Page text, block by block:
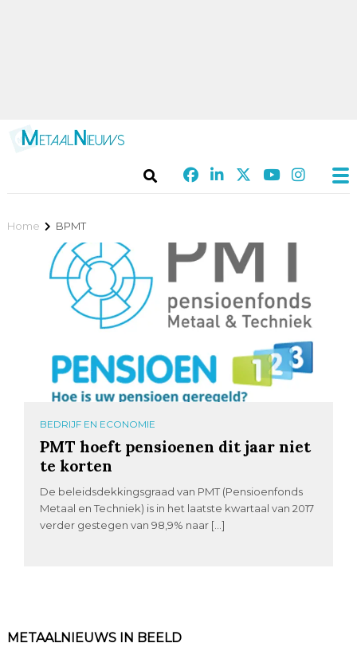
Home BPMT
BEDRIJF EN ECONOMIE
PMT hoeft pensioenen dit jaar niet
te korten
De beleidsdekkingsgraad van PMT (Pensioenfonds
Metaal en Techniek) is in het laatste kwartaal van 2017
verder gestegen van 98,9% naar […]
METAALNIEUWS IN BEELD